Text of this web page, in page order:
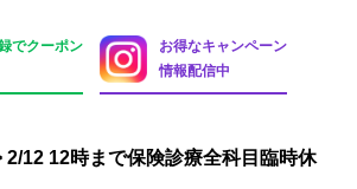
でクーポン
お得なキャンペーン
情報配信中
2/12 12時まで保険診療全科目臨時休